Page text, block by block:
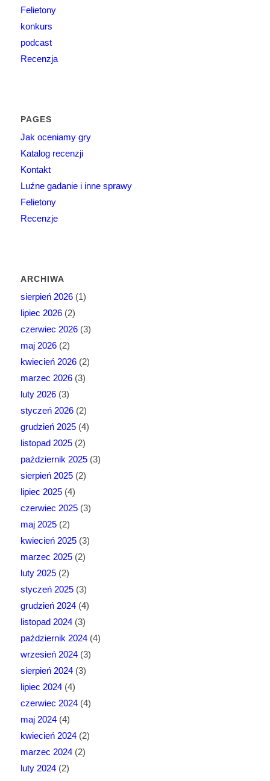
Felietony
konkurs
podcast
Recenzja
PAGES
Jak oceniamy gry
Katalog recenzji
Kontakt
Luźne gadanie i inne sprawy
Felietony
Recenzje
ARCHIWA
sierpień 2026(1)
lipiec 2026(2)
czerwiec 2026(3)
maj 2026(2)
kwiecień 2026(2)
marzec 2026(3)
luty 2026(3)
styczeń 2026(2)
grudzień 2025(4)
listopad 2025(2)
październik 2025(3)
sierpień 2025(2)
lipiec 2025(4)
czerwiec 2025(3)
maj 2025(2)
kwiecień 2025(3)
marzec 2025(2)
luty 2025(2)
styczeń 2025(3)
grudzień 2024(4)
listopad 2024(3)
październik 2024(4)
wrzesień 2024(3)
sierpień 2024(3)
lipiec 2024(4)
czerwiec 2024(4)
maj 2024(4)
kwiecień 2024(2)
marzec 2024(2)
luty 2024(2)